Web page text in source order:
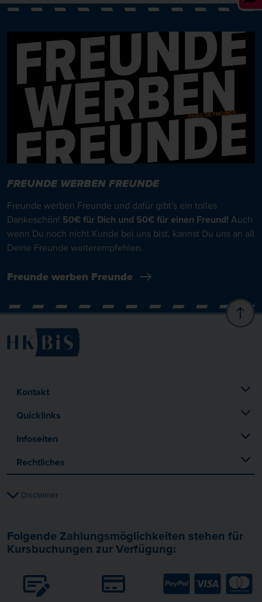
FREUNDE WERBEN FREUNDE
Freunde werben Freunde und dafür gibt’s ein tolles
Dankeschön! 50€ für Dich und 50€ für einen Freund! Auch
wenn Du noch nicht Kunde bei uns bist, kannst Du uns an all
Deine Freunde weiterempfehlen.
Freunde werben Freunde
Kontakt
Quicklinks
Infoseiten
Rechtliches
Disclaimer
Folgende Zahlungsmöglichkeiten stehen für
Kursbuchungen zur Verfügung: